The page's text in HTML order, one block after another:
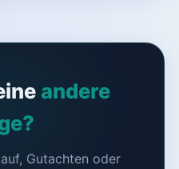
andere
Gutachten oder